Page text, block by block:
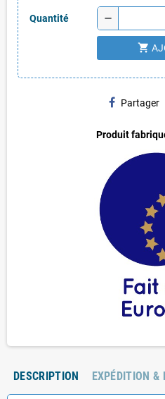
Quantité remove
shopping_cart
Partager
Produit
DESCRIPTION EXPÉDITION &